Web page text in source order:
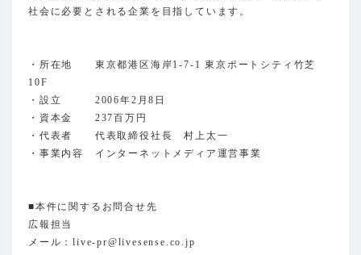
社会に必要とされる企業を目指しています。
・所在地 東京都港区海岸1-7-1 東京ポートシティ竹芝
10F
・設立 2006年2月8日
・資本金 237百万円
・代表者 代表取締役社長 村上太一
・事業内容 インターネットメディア運営事業
■本件に関するお問合せ先
広報担当
メール：live-pr@livesense.co.jp